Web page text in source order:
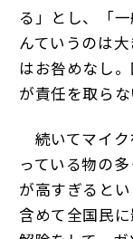
る」とし、「
んていうのは
はお咎めなし
が責任を取らな
続いてマイク
っている物の
が高すぎると
含めて全国民